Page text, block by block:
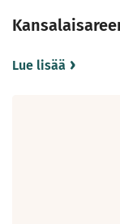
Lue lisää